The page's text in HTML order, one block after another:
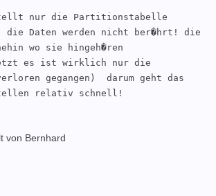
nur die Partitionstabelle
die Daten werden nicht ber�hrt! die
wo sie hingeh�ren
es ist wirklich nur die
gegangen)  darum geht das
relativ schnell!
von Bernhard